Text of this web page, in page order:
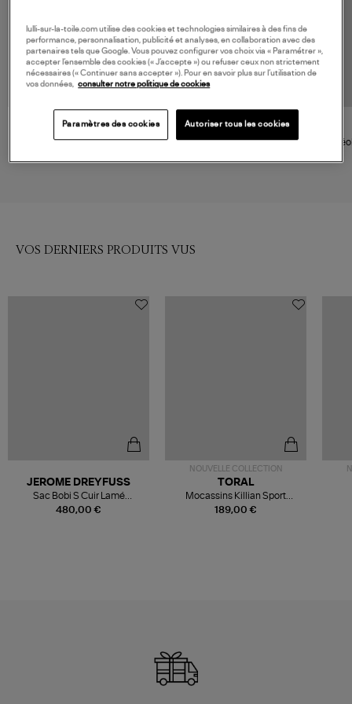
GINETTE NY
Créoles Ellipses & Sequins
GINETTE NY
Boucles d'oreilles Be Mine
VOS DERNIERS PRODUITS VUS
480,00 €
JEROME DREYFUSS
Sac Bobi S Cuir Lamé
Champagne
NOUVELLE COLLECTION
189,00 €
TORAL
Mocassins Killian Sport
Mousse
lulli-sur-la-toile.com utilise des cookies et technologies similaires à des fins de
performance, personnalisation, publicité et analyses, en collaboration avec des
partenaires tels que Google. Vous pouvez configurer vos choix via « Paramétrer »,
accepter l’ensemble des cookies (« J’accepte ») ou refuser ceux non strictement
nécessaires (« Continuer sans accepter »). Pour en savoir plus sur l’utilisation de
vos données, consulter notre politique de cookies
Paramètres des cookies Autoriser tous les cookies